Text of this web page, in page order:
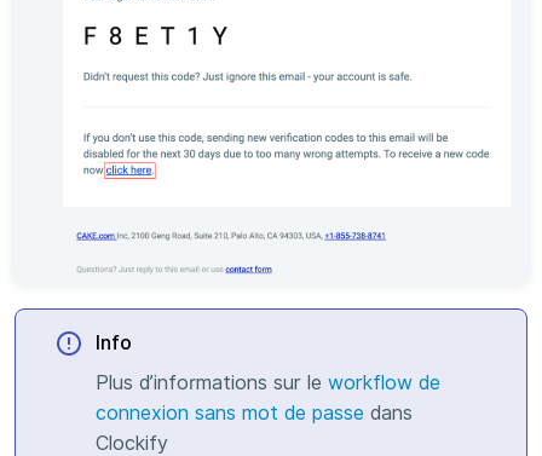
Info
Plus d’informations sur le workflow de
connexion sans mot de passe dans
Clockify